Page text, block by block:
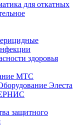
для откатных
здоровья
МТС
Элеста
защитного